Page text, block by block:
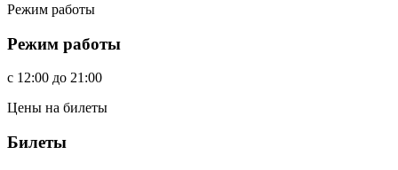
Режим работы
Режим работы
c 12:00 до 21:00
Цены на билеты
Билеты